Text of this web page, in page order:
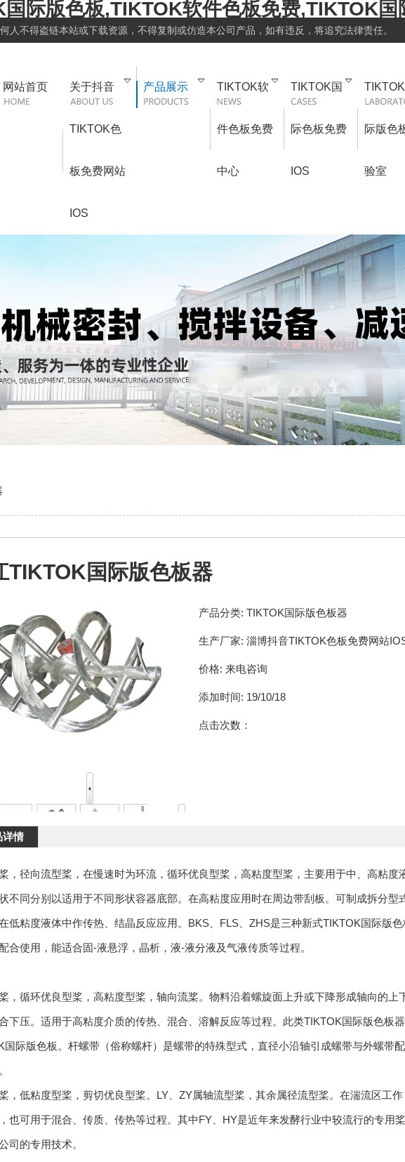
际版色板,TIKTOK软件色板免费,TIKTOK国
不得盗链本站或下载资源，不得复制或仿造本公司产品，如有违反，将追究法律责任。
网站首页 关于抖音
TIKTOK色
板免费网站
IOS
产品展示 TIKTOK软
件色板免费
中心
TIKTOK国
际色板免费
IOS
际版色
验室
TIKTOK国际版色板器
产品分类: TIKTOK国际版色板器
生产厂家: 淄博抖音TIKTOK色板免费网站
价格: 来电咨询
添加时间: 19/10/18
点击次数：
详情
，径向流型桨，在慢速时为环流，循环优良型桨，高粘度型桨，主要用于中、高粘度
不同分别以适用于不同形状容器底部。在高粘度应用时在周边带刮板。可制成拆分型
低粘度液体中作传热、结晶反应应用。BKS、FLS、ZHS是三种新式TIKTOK国际版
合使用，能适合固-液悬浮，晶析，液-液分液及气液传质等过程。
，循环优良型桨，高粘度型桨，轴向流桨。物料沿着螺旋面上升或下降形成轴向的上
下压。适用于高粘度介质的传热、混合、溶解反应等过程。此类TIKTOK国际版色板
国际版色板。杆螺带（俗称螺杆）是螺带的特殊型式，直径小沿轴引成螺带与外螺带
，低粘度型桨，剪切优良型桨。LY、ZY属轴流型桨，其余属径流型桨。在湍流区工
也可用于混合、传质、传热等过程。其中FY、HY是近年来发酵行业中较流行的专用
司的专用技术。